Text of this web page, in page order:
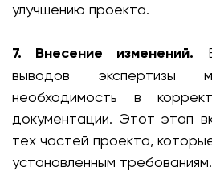
улучшению проекта.
7. Внесение изменений.
выводов экспертизы
необходимость в
документации. Этот этап
тех частей проекта,
установленным требованиям.